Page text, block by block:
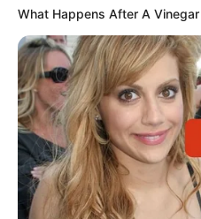
PLP 185
Deputados
ACS e ACE:
contrato
no seu bolso e
What Happens After A Vinegar